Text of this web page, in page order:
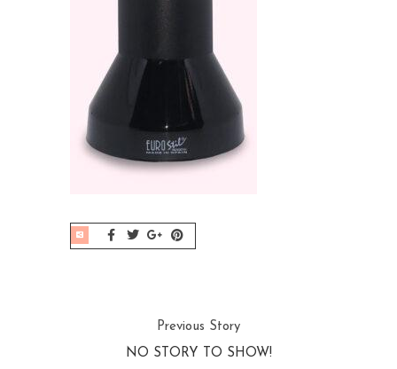
Previous Story
NO STORY TO SHOW!